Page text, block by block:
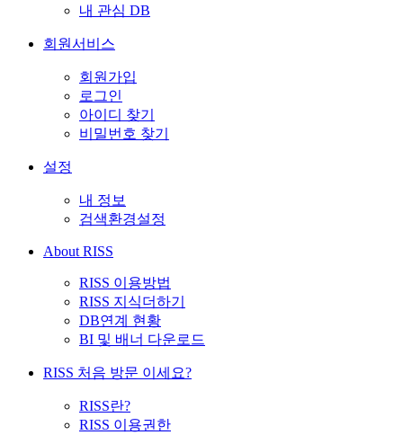
내 관심 DB
회원서비스
회원가입
로그인
아이디 찾기
비밀번호 찾기
설정
내 정보
검색환경설정
About RISS
RISS 이용방법
RISS 지식더하기
DB연계 현황
BI 및 배너 다운로드
RISS 처음 방문 이세요?
RISS란?
RISS 이용권한